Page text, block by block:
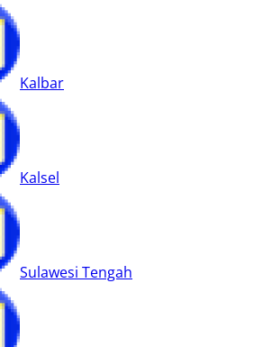
Kalbar
Kalsel
Sulawesi Tengah